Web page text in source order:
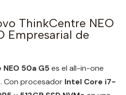
ThinkCentre NEO
Empresarial de
50a G5es el all-in-one
Con procesador Intel Core i7-